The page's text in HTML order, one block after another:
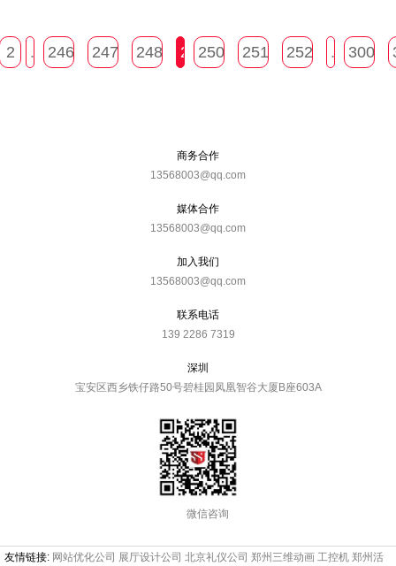
2 ... 246 247 248 249250 251 252 ... 300
商务合作
13568003@qq.com
媒体合作
13568003@qq.com
加入我们
13568003@qq.com
联系电话
139 2286 7319
深圳
宝安区西乡铁仔路50号碧桂园凤凰智谷大厦B座603A
微信咨询
友情链接: 网站优化公司 展厅设计公司 北京礼仪公司 郑州三维动画 工控机 郑州活